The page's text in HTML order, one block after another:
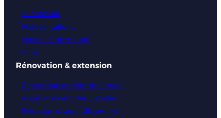
Sur mesure
Nos réalisations
Nos plans de maison
Blog
Rénovation & extension
Rénovation de votre logement
Aménagement des combles
Extension et agrandissement